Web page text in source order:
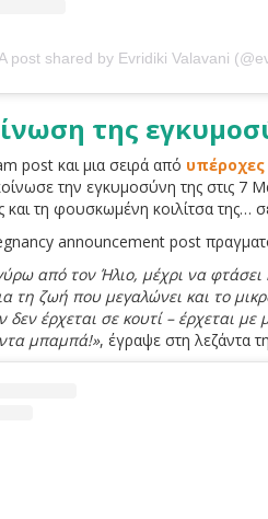
A post shared by Evridiki Valavani
της
post και μια σειρά από
την εγκυμοσύνη της στις 7
και τη φουσκωμένη κοιλίτσα της…
announcement post
από τον Ήλιο, μέχρι να
τη ζωή που μεγαλώνει και το
δεν έρχεται σε κουτί – έρχεται
μπαμπά!», έγραψε στη λεζάντα